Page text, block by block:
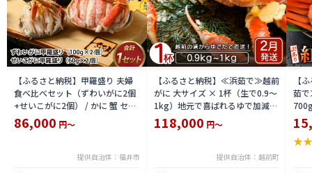
【ふるさと納税】甲羅盛り 夫婦
食べ比べセット（ずわいがに2個
+せいこがに2個） / かに 蟹 セイ
コ ずわい ズワイ 内子 外子 国産
冷凍 冬 冬の味覚 珍味 グルメ 国
86,000 円～
提供自治体：福井市
【ふるさと納税】≪浜茹で≫越前
がに 大サイズ × 1杯（生で0.9〜
1kg）地元で喜ばれるゆで加減・
塩加減で越前の港から直送！【雄
ズワイガニ ずわいがに 越前ガニ
送分】希望日指定可 備考欄に希
118,000 円～
提供自治体：越前町
【
茹
付
ボ
分
★